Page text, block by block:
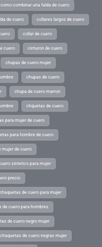
como combinar una falda de cuero
de cuero collares largos de cuero
collar de cuero
cuero cinturon de cuero
chupas de cuero mujer
chupas de cuero
chupa de cuero marron
chquetas de cuero
para mujer de cuero
para hombre de cuero
mujer de cuero
sintetico para mujer
precio
chaquetas de cuero para mujer
de cuero para hombres
de cuero negro mujer
chaquetas de cuero negras mujer